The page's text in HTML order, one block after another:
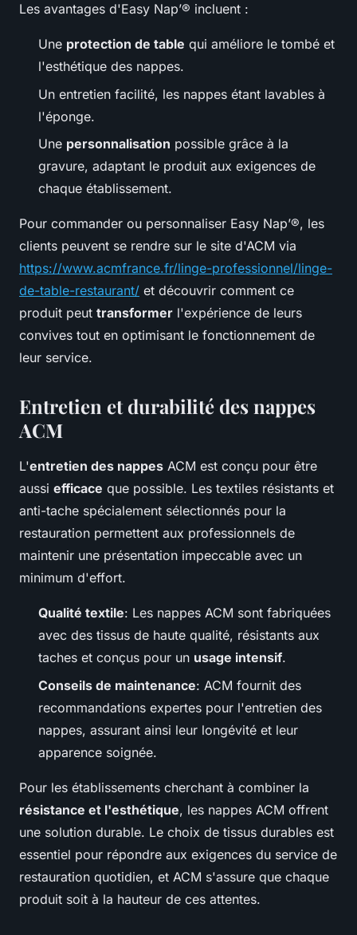
Les avantages d'Easy Nap’® incluent :
Une protection de table qui améliore le tombé et
l'esthétique des nappes.
Un entretien facilité, les nappes étant lavables à
l'éponge.
Une personnalisation possible grâce à la
gravure, adaptant le produit aux exigences de
chaque établissement.
Pour commander ou personnaliser Easy Nap’®, les
clients peuvent se rendre sur le site d'ACM via
https://www.acmfrance.fr/linge-professionnel/linge-
de-table-restaurant/ et découvrir comment ce
produit peut transformer l'expérience de leurs
convives tout en optimisant le fonctionnement de
leur service.
Entretien et durabilité des nappes
ACM
L'entretien des nappes ACM est conçu pour être
aussi efficace que possible. Les textiles résistants et
anti-tache spécialement sélectionnés pour la
restauration permettent aux professionnels de
maintenir une présentation impeccable avec un
minimum d'effort.
Qualité textile: Les nappes ACM sont fabriquées
avec des tissus de haute qualité, résistants aux
taches et conçus pour un usage intensif.
Conseils de maintenance: ACM fournit des
recommandations expertes pour l'entretien des
nappes, assurant ainsi leur longévité et leur
apparence soignée.
Pour les établissements cherchant à combiner la
résistance et l'esthétique, les nappes ACM offrent
une solution durable. Le choix de tissus durables est
essentiel pour répondre aux exigences du service de
restauration quotidien, et ACM s'assure que chaque
produit soit à la hauteur de ces attentes.